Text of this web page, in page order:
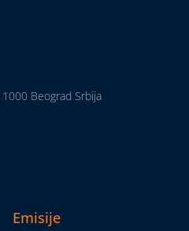
Beograd Srbija
Emisije